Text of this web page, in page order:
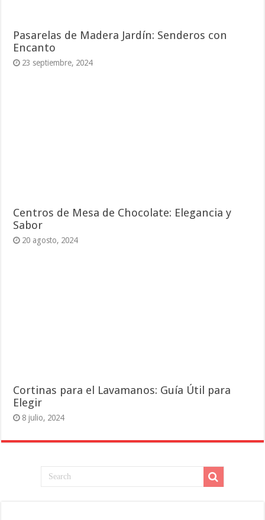
Pasarelas de Madera Jardín: Senderos con
Encanto
23 septiembre, 2024
Centros de Mesa de Chocolate: Elegancia y
Sabor
20 agosto, 2024
Cortinas para el Lavamanos: Guía Útil para
Elegir
8 julio, 2024